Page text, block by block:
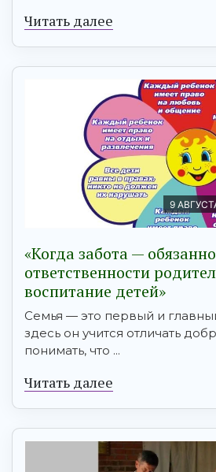
Читать далее
9
«Когда забота —
ответственности
воспитание детей»
Семья — это первый и
здесь он учится отличать
понимать, что ...
Читать далее